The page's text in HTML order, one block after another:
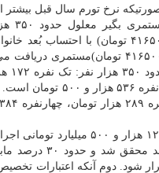
سال قبل بیشتر از ۴۱ درصد بوده
در
بهزیستی(۶۳۵۰۰ تا ۱۲۰۰۰۰ تومان) و هدفمندی یارانه ها (
یادآوری دو نکته ضروری است: نخست آنکه سال قبل
تنها ۱۱۰۰ میلیارد تومان
شود. دوم آنکه اعتبارات